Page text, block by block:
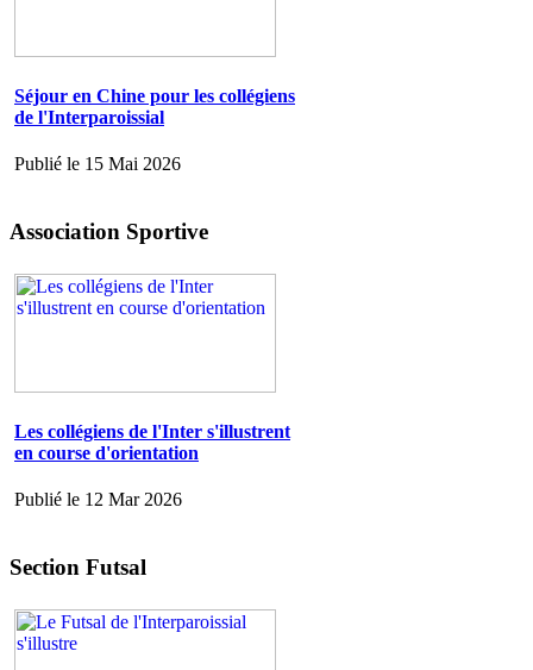
Séjour en Chine pour les collégiens
de l'Interparoissial
Publié le 15 Mai 2026
Association Sportive
Les collégiens de l'Inter s'illustrent
en course d'orientation
Publié le 12 Mar 2026
Section Futsal